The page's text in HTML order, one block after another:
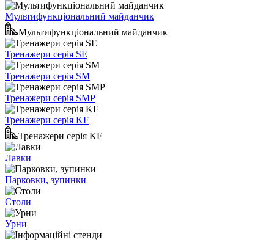
Мультифункціональний майданчик
Мультифункціональний майданчик
Тренажери серія SE
Тренажери серія SM
Тренажери серія SMP
Тренажери серія KF
Тренажери серія KF
Лавки
Парковки, зупинки
Столи
Урни